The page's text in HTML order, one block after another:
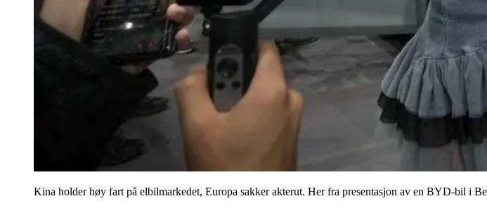
Kina holder høy fart på elbilmarkedet, Europa sakker akterut. Her fra presentasjon av en BYD-bil i